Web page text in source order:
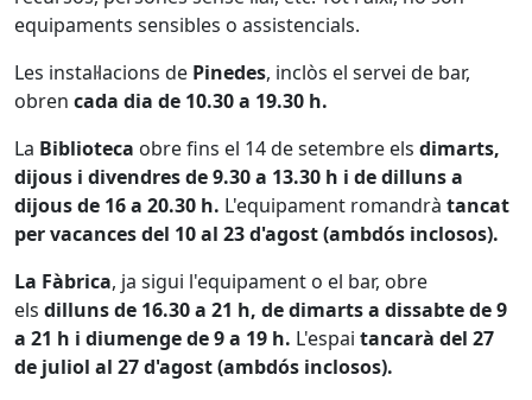
equipaments sensibles o assistencials.
Les instal·lacions de Pinedes, inclòs el servei de bar,
obren cada dia de 10.30 a 19.30 h.
La Biblioteca obre fins el 14 de setembre els dimarts,
dijous i divendres de 9.30 a 13.30 h i de dilluns a
dijous de 16 a 20.30 h. L'equipament romandrà tancat
per vacances del 10 al 23 d'agost (ambdós inclosos).
La Fàbrica, ja sigui l'equipament o el bar, obre
els dilluns de 16.30 a 21 h, de dimarts a dissabte de 9
a 21 h i diumenge de 9 a 19 h. L'espai tancarà del 27
de juliol al 27 d'agost (ambdós inclosos).